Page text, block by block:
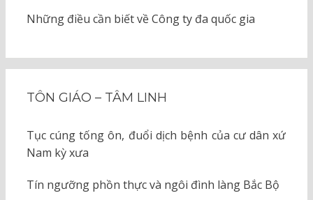
Những điều cần biết về Công ty đa quốc gia
TÔN GIÁO – TÂM LINH
Tục cúng tống ôn, đuổi dịch bệnh của cư dân xứ
Nam kỳ xưa
Tín ngưỡng phồn thực và ngôi đình làng Bắc Bộ